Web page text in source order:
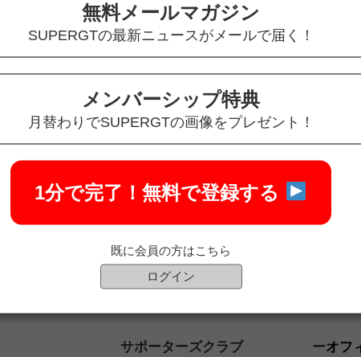
サポーターズクラブ オフ
無料メールマガジン
SUPERGTの最新ニュースがメールで届く！
メンバーシップ特典
月替わりでSUPERGTの画像をプレゼント！
1分で完了！無料で登録する
既に会員の方はこちら
ログイン